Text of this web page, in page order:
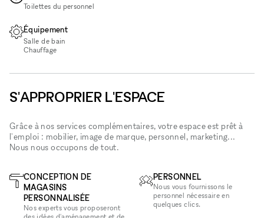
Toilettes du personnel
Équipement
Salle de bain
Chauffage
S'APPROPRIER L'ESPACE
Grâce à nos services complémentaires, votre espace est prêt à
l'emploi : mobilier, image de marque, personnel, marketing...
Nous nous occupons de tout.
CONCEPTION DE
MAGASINS
PERSONNALISÉE
Nos experts vous proposeront
PERSONNEL
Nous vous fournissons le
personnel nécessaire en
quelques clics.